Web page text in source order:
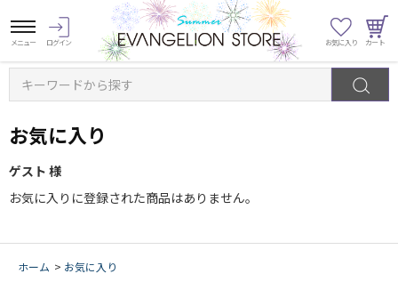
キーワードから探す
お気に入り
ゲスト 様
お気に入りに登録された商品はありません。
ホーム > お気に入り